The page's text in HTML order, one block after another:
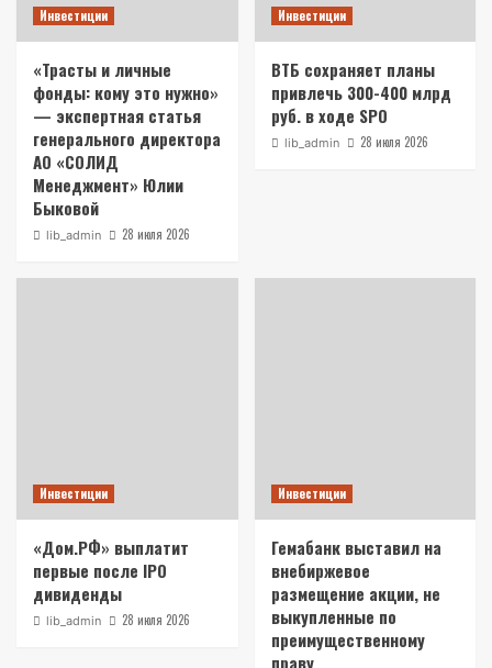
Инвестиции
«Трасты и личные
фонды: кому это нужно»
— экспертная статья
генерального директора
АО «СОЛИД
Менеджмент» Юлии
Быковой
lib_admin 28 июля 2026
Инвестиции
ВТБ сохраняет планы
привлечь 300-400 млрд
руб. в ходе SPO
lib_admin 28 июля 2026
Инвестиции
«Дом.РФ» выплатит
первые после IPO
дивиденды
lib_admin 28 июля 2026
Инвестиции
Гемабанк выставил на
внебиржевое
размещение акции, не
выкупленные по
преимущественному
праву